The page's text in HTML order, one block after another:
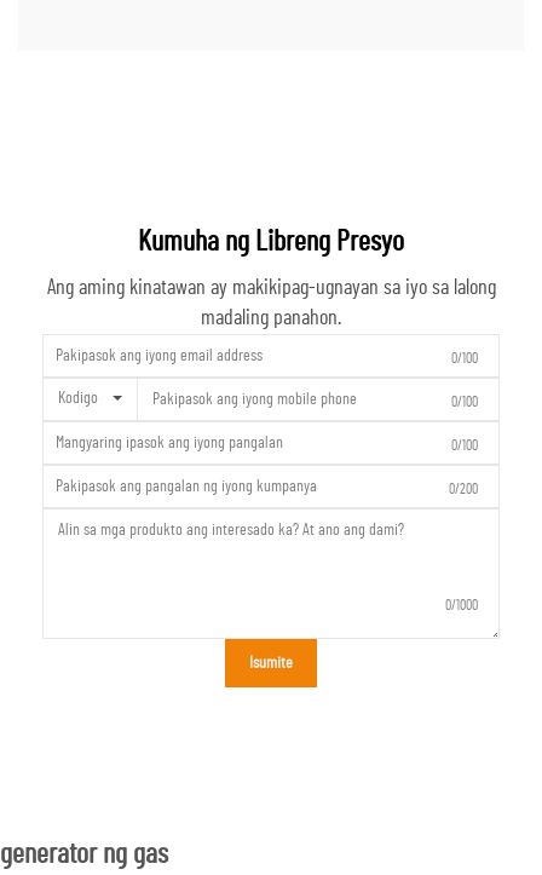
Kumuha ng Libreng Presyo
Ang aming kinatawan ay makikipag-ugnayan sa iyo sa lalong
madaling panahon.
0/100
Kodigo 0/100
0/100
0/200
0/1000
Isumite
generator ng gas